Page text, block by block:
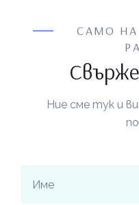
САМО
Ние сме тук и